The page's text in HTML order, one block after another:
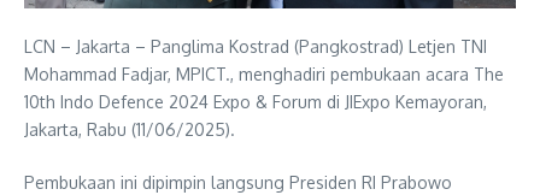
LCN – Jakarta – Panglima Kostrad (Pangkostrad) Letjen TNI
Mohammad Fadjar, MPICT., menghadiri pembukaan acara The
10th Indo Defence 2024 Expo & Forum di JIExpo Kemayoran,
Jakarta, Rabu (11/06/2025).
Pembukaan ini dipimpin langsung Presiden RI Prabowo